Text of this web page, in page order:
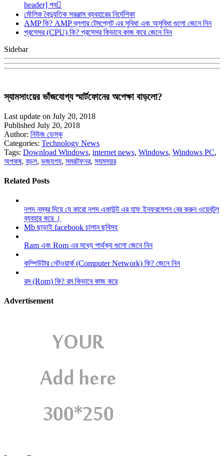
header] পব
মৌলিক বৈদ্যুতিক সরঞ্জাম ব্যবহারের নির্দেশিকা
AMP কি? AMP ব্লগার টেমপ্লেট এর সুবিধা এবং অসুবিধা গুলো জেনে নিন
প্রসেসর (CPU) কি? প্রসেসর কিভাবে কাজ করে জেনে নিন
Sidebar
স্যামসাংয়ের ভাঁজযোগ্য স্মার্টফোনের অপেক্ষা বাড়লো?
Last update on July 20, 2018
Published July 20, 2018
Author: নিউজ ডেস্ক
Categories: Technology News
Tags: Download Windows, internet news, Windows, Windows PC,
অপকষ, বড়ল, ভজযগয, সমরটফনর, সযমসয়র
Related Posts
নগদ নম্বর দিয়ে যে কারো নগদ একাউন্ট এর হাফ ইনফরমেশন বের করুন ওয়েবটুল
ব্যবহার করে ।
Mb ছাড়াই facebook চালান ছবিসহ
Ram এবং Rom এর মধ্যে পার্থক্য গুলো জেনে নিন
কম্পিউটার নেটওয়ার্ক (Computer Network) কি? জেনে নিন
রম (Rom) কি? রম কিভাবে কাজ করে
Advertisement